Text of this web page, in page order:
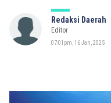
Redaksi Daerah
Editor
07:01pm, 16 Jan, 2025